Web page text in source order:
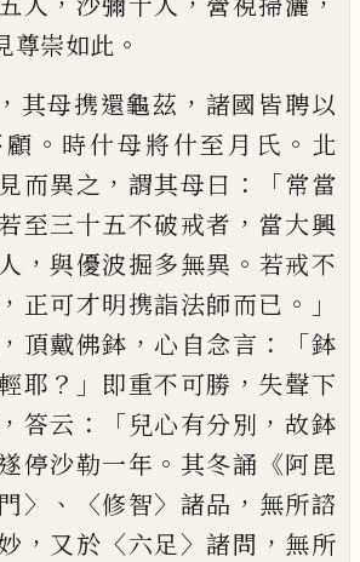
尊崇如此 。
， 其母携還龜茲 ， 諸國皆聘以
。 時什母將什至月氏 。 北
而異之 ， 謂其母曰 ：「常當
至三十五不破戒者 ， 當大興
，與優波掘多無異 。 若戒不
， 正可才明携詣法師而已 。」
， 頂戴佛鉢 ， 心 自念言 ：「鉢
耶 ？」 即重不可勝 ， 失聲下
， 答云 ：「兒心有分別 ，故鉢
遂停沙勒一年 。 其冬誦 《阿毘
〉、〈修智〉 諸品 ， 無所諮
， 又於 〈六足〉諸問 ， 無所